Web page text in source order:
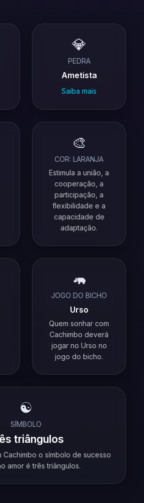
💎
PEDRA
Ametista
Saiba mais
🎨
COR: LARANJA
Estimula a união, a
cooperação, a
participação, a
flexibilidade e a
capacidade de
adaptação.
🦛
JOGO DO BICHO
Urso
Quem sonhar com
Cachimbo deverá
jogar no Urso no
jogo do bicho.
☯️
SÍMBOLO
triângulos
Cachimbo o símbolo de sucesso
amor é três triângulos.